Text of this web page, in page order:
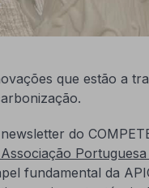
que estão a
do
fundamental da